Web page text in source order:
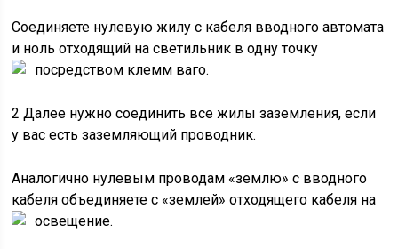
Соединяете нулевую жилу с кабеля вводного автомата
и ноль отходящий на светильник в одну точку
посредством клемм ваго.
2 Далее нужно соединить все жилы заземления, если
у вас есть заземляющий проводник.
Аналогично нулевым проводам «землю» с вводного
кабеля объединяете с «землей» отходящего кабеля на
освещение.